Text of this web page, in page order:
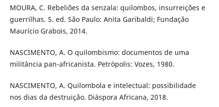
MOURA, C. Rebeliões da senzala: quilombos, insurreições e
guerrilhas. 5. ed. São Paulo: Anita Garibaldi; Fundação
Maurício Grabois, 2014.
NASCIMENTO, A. O quilombismo: documentos de uma
militância pan-africanista. Petrópolis: Vozes, 1980.
NASCIMENTO, A. Quilombola e intelectual: possibilidade
nos dias da destruição. Diáspora Africana, 2018.